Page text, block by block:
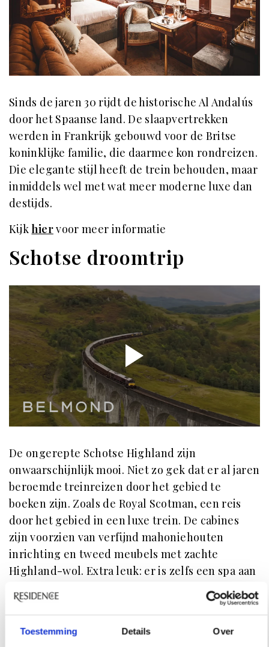
Toestemming Details Over
Sinds de jaren 30 rijdt de historische Al Andalús
door het Spaanse land. De slaapvertrekken
werden in Frankrijk gebouwd voor de Britse
koninklijke familie, die daarmee kon rondreizen.
Die elegante stijl heeft de trein behouden, maar
inmiddels wel met wat meer moderne luxe dan
destijds.
Kijk hiervoor meer informatie
Schotse droomtrip
De ongerepte Schotse Highland zijn
onwaarschijnlijk mooi. Niet zo gek dat er al jaren
beroemde treinreizen door het gebied te
boeken zijn. Zoals de Royal Scotman, een reis
door het gebied in een luxe trein. De cabines
zijn voorzien van verfijnd mahoniehouten
inrichting en tweed meubels met zachte
Highland-wol. Extra leuk: er is zelfs een spa aan
boord. Als dat niet uniek is, dan weten wij het
ook niet meer.
Kijkhiervoor meer informatie.